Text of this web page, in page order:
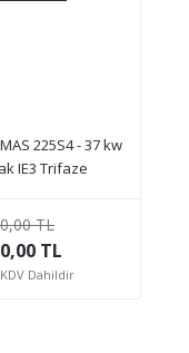
225S4 - 37 kw
IE3 Trifaze
önce stok bilgisi
bizimle iletişime
0,00 TL
0,00 TL
KDV Dahildir